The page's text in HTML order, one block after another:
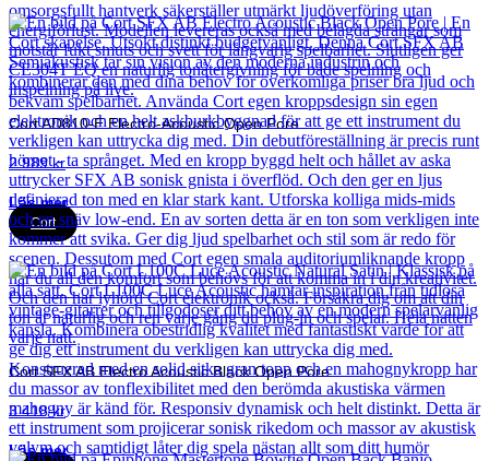
Cort AD810-E Electro-Acoustic Open Pore
2 989kr
Läs mer
Cort
Cort SFX AB Electro Acoustic Black Open Pore
3 418kr
Läs mer